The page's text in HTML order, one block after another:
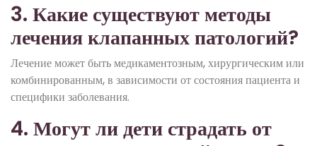
3. Какие существуют методы
лечения клапанных патологий?
Лечение может быть медикаментозным, хирургическим или
комбинированным, в зависимости от состояния пациента и
специфики заболевания.
4. Могут ли дети страдать от